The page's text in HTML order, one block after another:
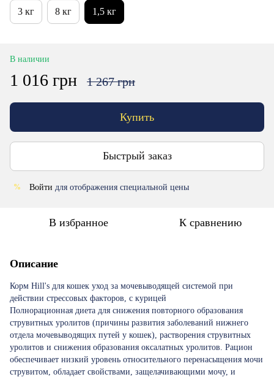
3 кг 8 кг 1,5 кг
В наличии
1 016 грн 1 267 грн
Купить
Быстрый заказ
% Войти для отображения специальной цены
В избранное К сравнению
Описание
Корм Hill's для кошек уход за мочевыводящей системой при
действии стрессовых факторов, с курицей
Полнорационная диета для снижения повторного образования
струвитных уролитов (причины развития заболеваний нижнего
отдела мочевыводящих путей у кошек), растворения струвитных
уролитов и снижения образования оксалатных уролитов. Рацион
обеспечивает низкий уровень относительного перенасыщения мочи
струвитом, обладает свойствами, защелачивающими мочу, и